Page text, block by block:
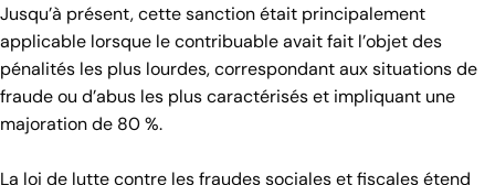
Jusqu’à présent, cette sanction était principalement
applicable lorsque le contribuable avait fait l’objet des
pénalités les plus lourdes, correspondant aux situations de
fraude ou d’abus les plus caractérisés et impliquant une
majoration de 80 %.
La loi de lutte contre les fraudes sociales et fiscales étend